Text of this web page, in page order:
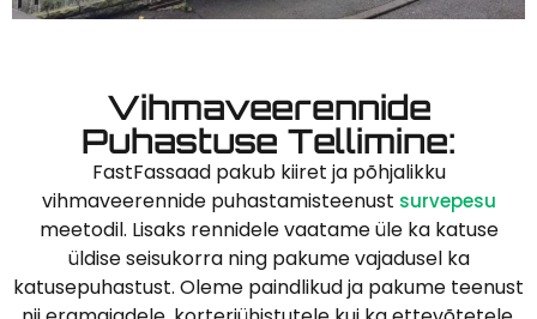
Vihmaveerennide
Puhastuse Tellimine:
FastFassaad pakub kiiret ja põhjalikku
vihmaveerennide puhastamisteenust survepesu
meetodil. Lisaks rennidele vaatame üle ka katuse
üldise seisukorra ning pakume vajadusel ka
katusepuhastust. Oleme paindlikud ja pakume teenust